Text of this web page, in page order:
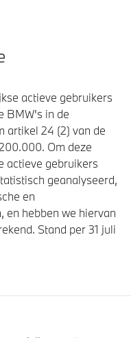
actieve gebruikers
BMW's in de
artikel 24 (2) van de
Om deze
actieve gebruikers
geanalyseerd,
en
en hebben we hiervan
Stand per 31 juli